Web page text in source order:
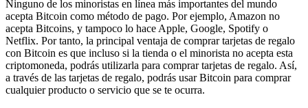
Ninguno de los minoristas en línea más importantes del mundo
acepta Bitcoin como método de pago. Por ejemplo, Amazon no
acepta Bitcoins, y tampoco lo hace Apple, Google, Spotify o
Netflix. Por tanto, la principal ventaja de comprar tarjetas de regalo
con Bitcoin es que incluso si la tienda o el minorista no acepta esta
criptomoneda, podrás utilizarla para comprar tarjetas de regalo. Así,
a través de las tarjetas de regalo, podrás usar Bitcoin para comprar
cualquier producto o servicio que se te ocurra.